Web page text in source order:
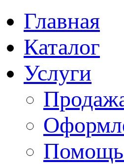
Главная
Каталог
Услуги
Помощь